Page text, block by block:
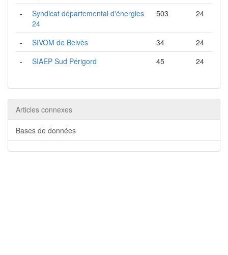
-
Syndicat départemental d'énergies
24
503 24
- SIVOM de Belvès 34
24
-
SIAEP Sud Périgord 45 24
Articles connexes
Bases de données